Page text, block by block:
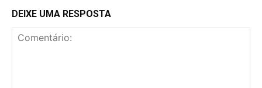
DEIXE UMA RESPOSTA